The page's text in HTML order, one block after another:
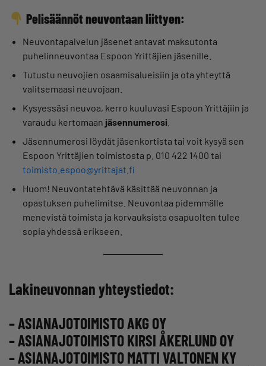
Pelisäännöt neuvontaan liittyen:
Neuvontapalvelun jäsenet antavat maksutonta
puhelinneuvontaa Espoon Yrittäjien jäsenille.
Tutustu neuvojien osaamisalueisiin ja ota yhteyttä
valitsemaasi neuvojaan.
Kysyessäsi neuvoa, kerro kuuluvasi Espoon Yrittäjiin ja
varaudu kertomaan jäsennumerosi
Jäsennumerosi löydät jäsenkortista tai voit kysyä sen
Espoon Yrittäjien toimistosta p. 010 422 1400 tai
toimisto.espoo@yrittajat.fi
Huom! Neuvontatehtävä käsittää neuvonnan ja
opastuksen puhelimitse. Neuvontaa pidemmälle
menevistä toimista ja korvauksista osapuolten tulee
sopia yhdessä erikseen.
Lakineuvonnan yhteystiedot:
– ASIANAJOTOIMISTO AKG OY
– ASIANAJOTOIMISTO KIRSI ÅKERLUND OY
– ASIANAJOTOIMISTO MATTI VALTONEN KY